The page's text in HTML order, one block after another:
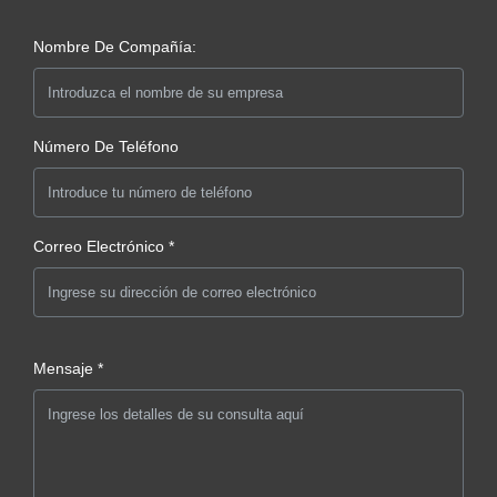
Nombre De Compañía:
Número De Teléfono
Correo Electrónico *
Mensaje *